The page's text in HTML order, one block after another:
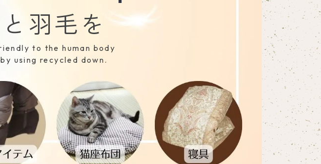
羽毛を
to the human body
using recycled down.